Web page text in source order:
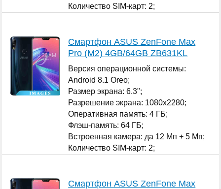
Количество SIM-карт: 2;
Смартфон ASUS ZenFone Max
Pro (M2) 4GB/64GB ZB631KL
Версия операционной системы:
Android 8.1 Oreo;
Размер экрана: 6.3";
Разрешение экрана: 1080x2280;
Оперативная память: 4 ГБ;
Флэш-память: 64 ГБ;
Встроенная камера: да 12 Мп + 5 Мп;
Количество SIM-карт: 2;
Смартфон ASUS ZenFone Max